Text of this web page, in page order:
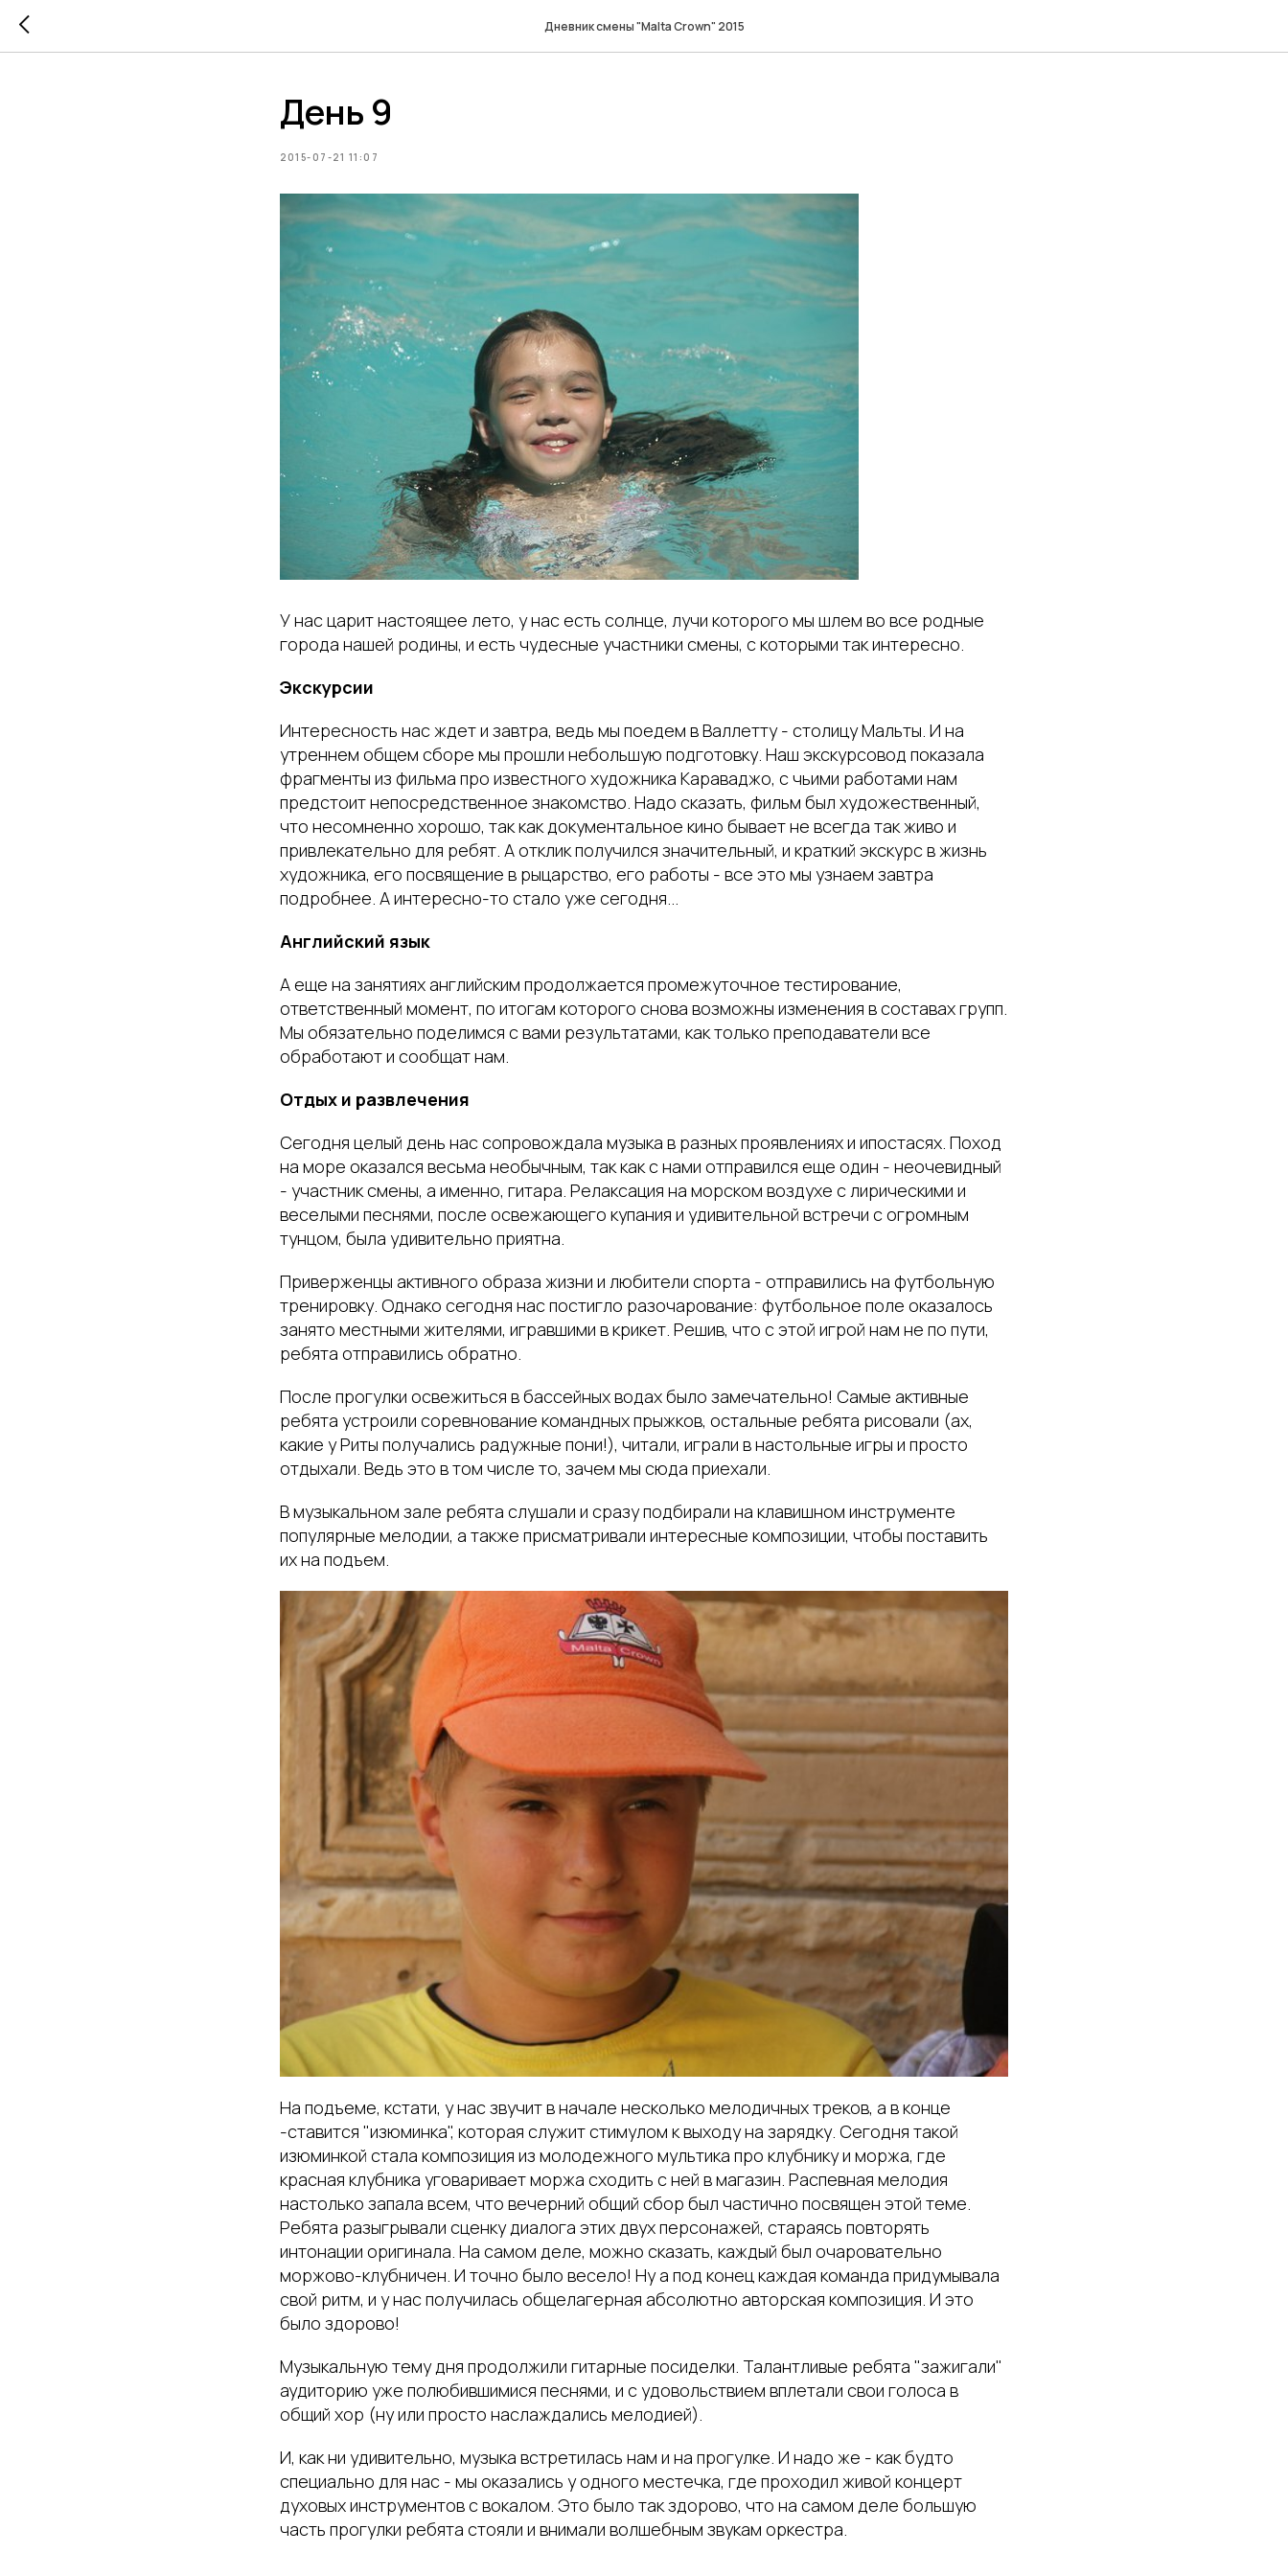
Дневник смены "Malta Crown" 2015
День 9
2015-07-21 11:07
У нас царит настоящее лето, у нас есть солнце, лучи которого мы шлем во все родные
города нашей родины, и есть чудесные участники смены, с которыми так интересно.
Экскурсии
Интересность нас ждет и завтра, ведь мы поедем в Валлетту - столицу Мальты. И на
утреннем общем сборе мы прошли небольшую подготовку. Наш экскурсовод показала
фрагменты из фильма про известного художника Караваджо, с чьими работами нам
предстоит непосредственное знакомство. Надо сказать, фильм был художественный,
что несомненно хорошо, так как документальное кино бывает не всегда так живо и
привлекательно для ребят. А отклик получился значительный, и краткий экскурс в жизнь
художника, его посвящение в рыцарство, его работы - все это мы узнаем завтра
подробнее. А интересно-то стало уже сегодня...
Английский язык
А еще на занятиях английским продолжается промежуточное тестирование,
ответственный момент, по итогам которого снова возможны изменения в составах групп.
Мы обязательно поделимся с вами результатами, как только преподаватели все
обработают и сообщат нам.
Отдых и развлечения
Сегодня целый день нас сопровождала музыка в разных проявлениях и ипостасях. Поход
на море оказался весьма необычным, так как с нами отправился еще один - неочевидный
- участник смены, а именно, гитара. Релаксация на морском воздухе с лирическими и
веселыми песнями, после освежающего купания и удивительной встречи с огромным
тунцом, была удивительно приятна.
Приверженцы активного образа жизни и любители спорта - отправились на футбольную
тренировку. Однако сегодня нас постигло разочарование: футбольное поле оказалось
занято местными жителями, игравшими в крикет. Решив, что с этой игрой нам не по пути,
ребята отправились обратно.
После прогулки освежиться в бассейных водах было замечательно! Самые активные
ребята устроили соревнование командных прыжков, остальные ребята рисовали (ах,
какие у Риты получались радужные пони!), читали, играли в настольные игры и просто
отдыхали. Ведь это в том числе то, зачем мы сюда приехали.
В музыкальном зале ребята слушали и сразу подбирали на клавишном инструменте
популярные мелодии, а также присматривали интересные композиции, чтобы поставить
их на подъем.
На подъеме, кстати, у нас звучит в начале несколько мелодичных треков, а в конце
-ставится "изюминка", которая служит стимулом к выходу на зарядку. Сегодня такой
изюминкой стала композиция из молодежного мультика про клубнику и моржа, где
красная клубника уговаривает моржа сходить с ней в магазин. Распевная мелодия
настолько запала всем, что вечерний общий сбор был частично посвящен этой теме.
Ребята разыгрывали сценку диалога этих двух персонажей, стараясь повторять
интонации оригинала. На самом деле, можно сказать, каждый был очаровательно
моржово-клубничен. И точно было весело! Ну а под конец каждая команда придумывала
свой ритм, и у нас получилась общелагерная абсолютно авторская композиция. И это
было здорово!
Музыкальную тему дня продолжили гитарные посиделки. Талантливые ребята "зажигали"
аудиторию уже полюбившимися песнями, и с удовольствием вплетали свои голоса в
общий хор (ну или просто наслаждались мелодией).
И, как ни удивительно, музыка встретилась нам и на прогулке. И надо же - как будто
специально для нас - мы оказались у одного местечка, где проходил живой концерт
духовых инструментов с вокалом. Это было так здорово, что на самом деле большую
часть прогулки ребята стояли и внимали волшебным звукам оркестра.